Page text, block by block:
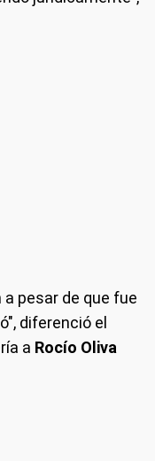
a pesar de que fue
diferenció el
a Rocío Oliva